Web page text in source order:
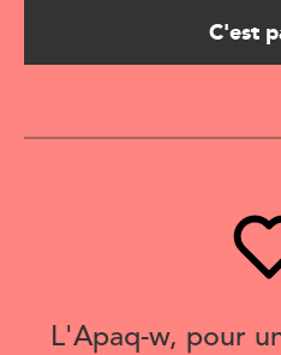
L'Apaq-w, pour